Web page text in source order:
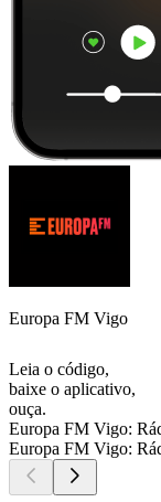
Europa FM Vigo
Leia o código,
baixe o aplicativo,
ouça.
Europa FM Vigo:
Europa FM Vigo: